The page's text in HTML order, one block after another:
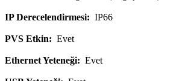
IP Derecelendirmesi: IP66
PVS Etkin: Evet
Ethernet Yeteneği: Evet